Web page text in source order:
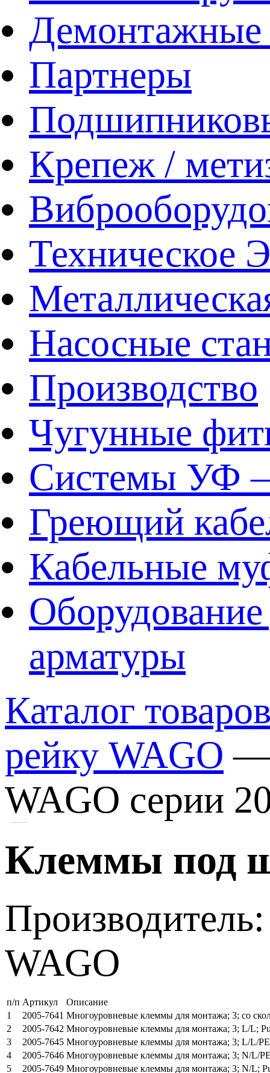
Демонтажные
Партнеры
Крепеж /
Техническое
Насосные
Производство
Чугунные
Системы УФ –
Греющий
Кабельные
арматуры
Каталог
рейку WAGO
WAGO серии
Клеммы под
Производитель:
WAGO
п/п Артикул
Описание
1
2005-7641 Многоуровневые клеммы для монтажа; 3; со
2
2005-7642 Многоуровневые клеммы для монтажа; 3; L/L;
3
2005-7645 Многоуровневые клеммы для монтажа; 3; L/L/
4
2005-7646 Многоуровневые клеммы для монтажа; 3; N/L/
5
2005-7649 Многоуровневые клеммы для монтажа; 3; N/L;